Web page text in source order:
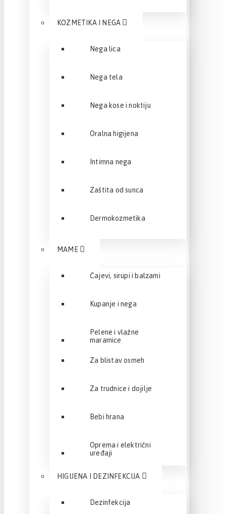
KOZMETIKA I NEGA
Nega lica
Nega tela
Nega kose i noktiju
Oralna higijena
Intimna nega
Zaštita od sunca
Dermokozmetika
MAME
Čajevi, sirupi i balzami
Kupanje i nega
Pelene i vlažne
maramice
Za blistav osmeh
Za trudnice i dojilje
Bebi hrana
Oprema i električni
uređaji
HIGIJENA I DEZINFEKCIJA
Dezinfekcija